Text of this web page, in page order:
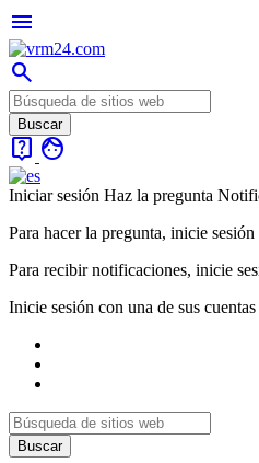
menu
search
live_help face
Iniciar sesión Haz la pregunta
Para hacer la pregunta, inicie
Para recibir notificaciones, inicie
Inicie sesión con una de sus